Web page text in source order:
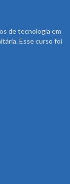
de tecnologia em
Esse curso foi